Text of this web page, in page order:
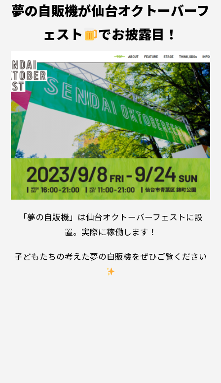
夢の自販機が仙台オクトーバーフ
ェスト
でお披露目！
「夢の自販機」は仙台オクトーバーフェストに設
置。実際に稼働します！
子どもたちの考えた夢の自販機をぜひご覧ください